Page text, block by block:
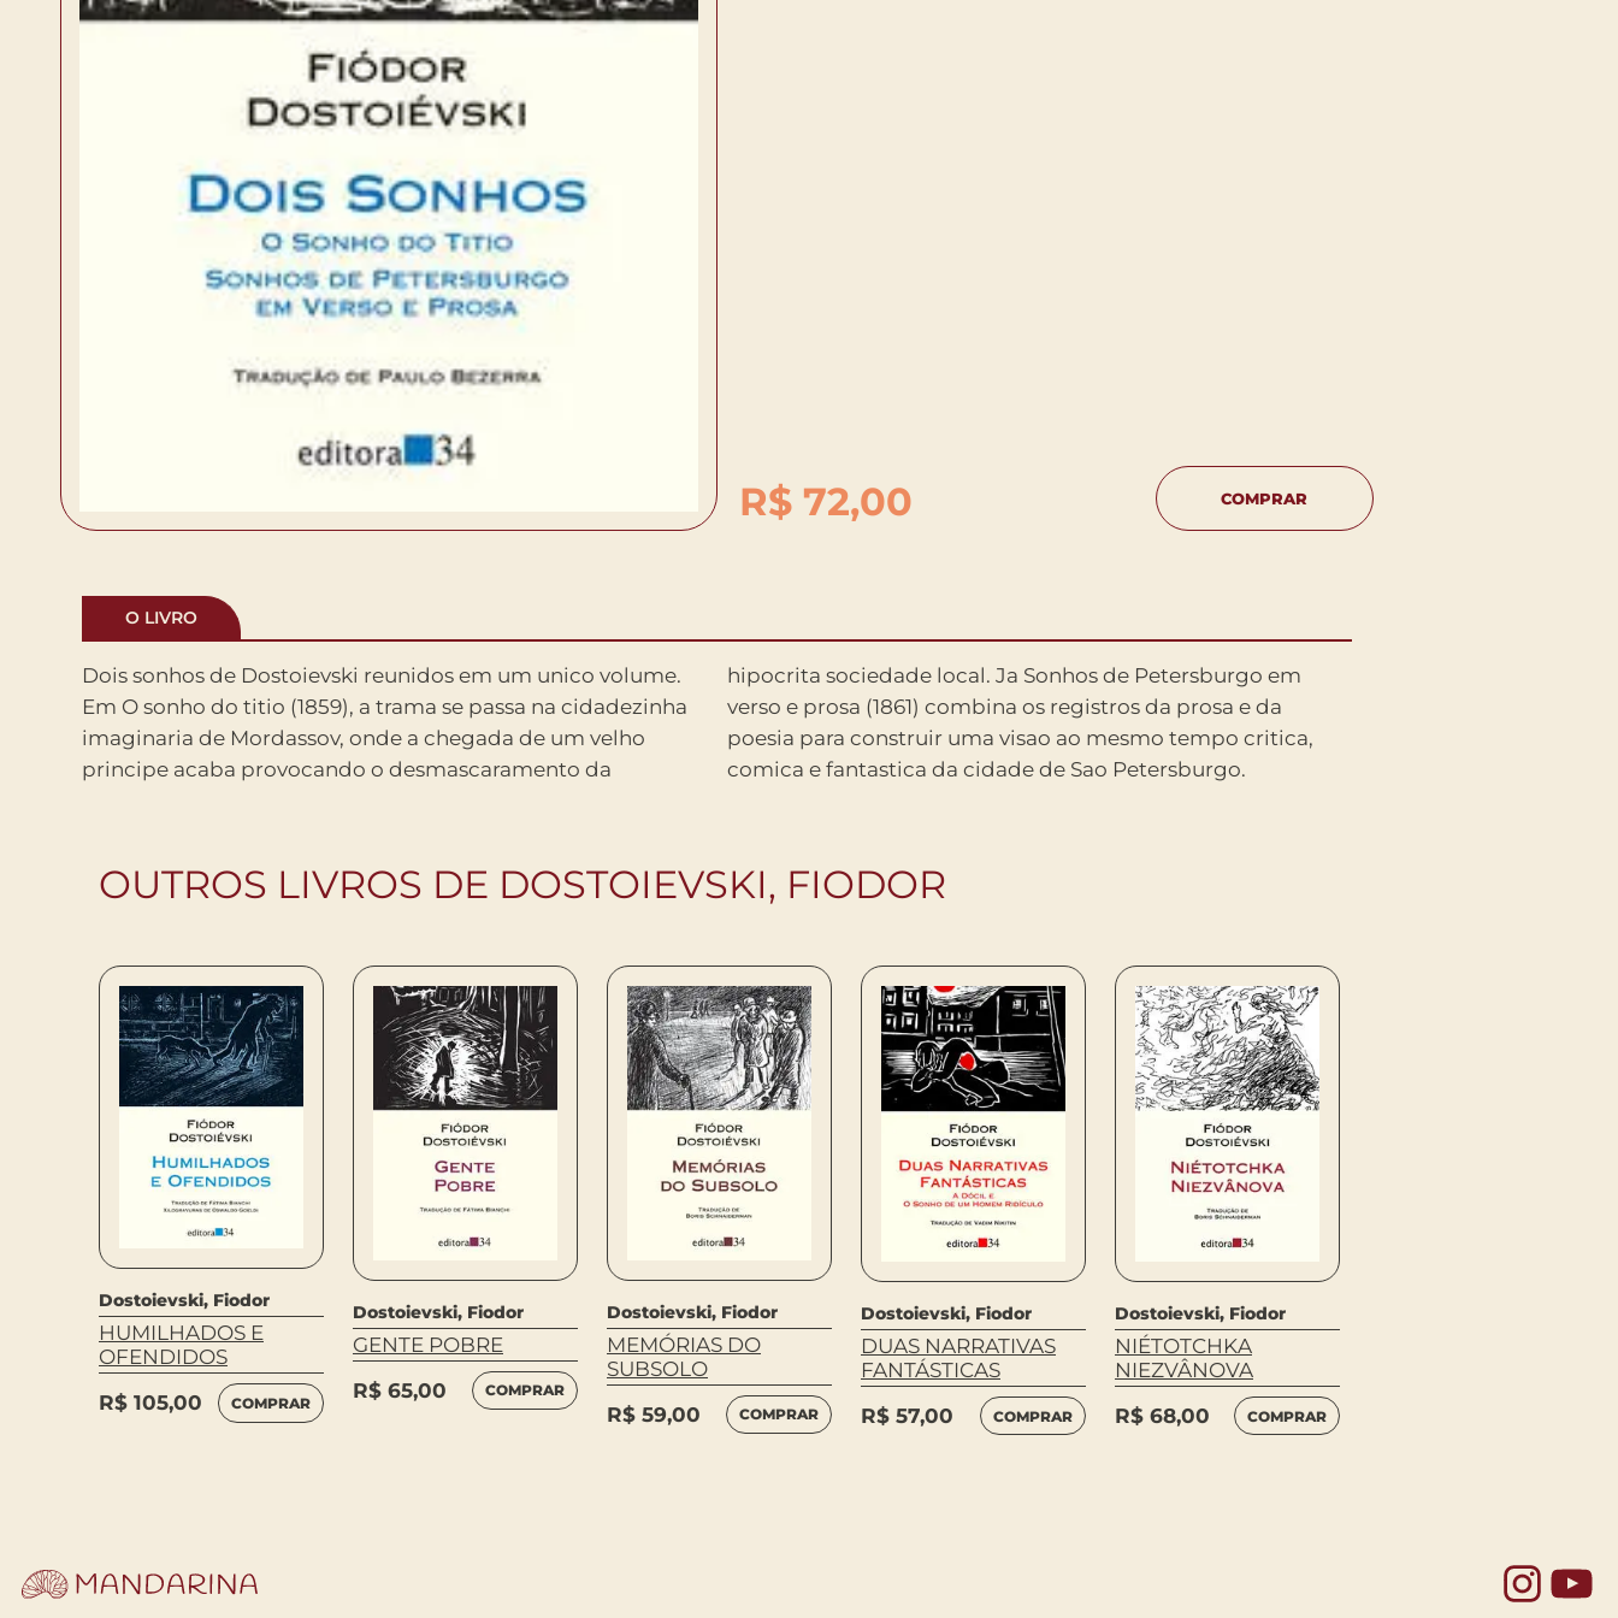
R$72,00 COMPRAR
O LIVRO
Dois sonhos de Dostoievski reunidos em um unico volume.
Em O sonho do titio (1859), a trama se passa na cidadezinha
imaginaria de Mordassov, onde a chegada de um velho
principe acaba provocando o desmascaramento da
hipocrita sociedade local. Ja Sonhos de Petersburgo em
verso e prosa (1861) combina os registros da prosa e da
poesia para construir uma visao ao mesmo tempo critica,
comica e fantastica da cidade de Sao Petersburgo.
OUTROS LIVROS DE DOSTOIEVSKI, FIODOR
Dostoievski, Fiodor
HUMILHADOS E
OFENDIDOS
R$ 105,00 COMPRAR
Dostoievski, Fiodor
GENTE POBRE
R$ 65,00 COMPRAR
Dostoievski, Fiodor
MEMÓRIAS DO
SUBSOLO
R$ 59,00 COMPRAR
Dostoievski, Fiodor
DUAS NARRATIVAS
FANTÁSTICAS
R$ 57,00 COMPRAR
Dostoievski, Fiodor
NIÉTOTCHKA
NIEZVÂNOVA
R$ 68,00 COMPRAR